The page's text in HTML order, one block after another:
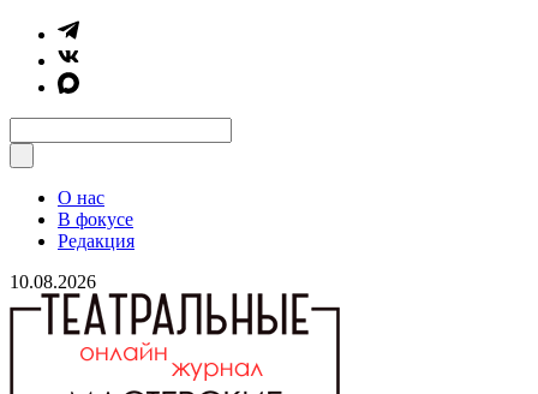
О нас
В фокусе
Редакция
10.08.2026